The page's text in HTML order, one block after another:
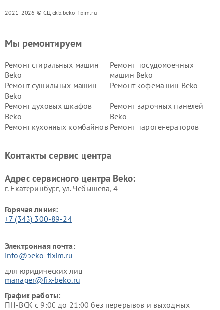
2021-2026 © СЦ ekb.beko-fixim.ru
Мы ремонтируем
Ремонт стиральных машин
Beko
Ремонт посудомоечных
машин Beko
Ремонт сушильных машин
Beko
Ремонт кофемашин Beko
Ремонт духовых шкафов
Beko
Ремонт варочных панелей
Beko
Ремонт кухонных комбайнов Ремонт парогенераторов
Ремонт холодильников Beko Ремонт морозильных камер
Контакты сервис центра
Адрес сервисного центра Beko:
г. Екатеринбург, ул. Чебышёва, 4
Горячая линия:
+7 (343) 300-89-24
Электронная почта:
info@beko-fixim.ru
для юридических лиц
manager@fix-beko.ru
График работы:
ПН-ВСК с 9:00 до 21:00 без перерывов и выходных